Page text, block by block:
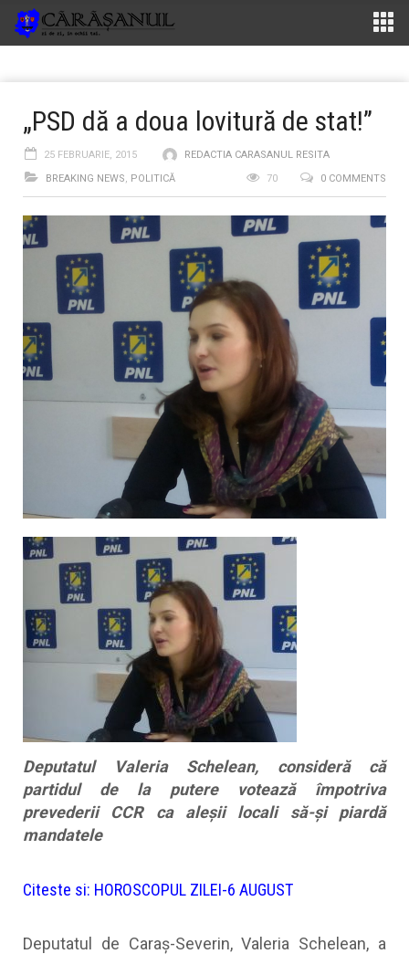
„PSD dă a doua lovitură de stat!”
25 FEBRUARIE, 2015
REDACTIA CARASANUL RESITA
BREAKING NEWS, POLITICĂ 0 COMMENTS
70
Deputatul Valeria Schelean, consideră că
partidul de la putere votează împotriva
prevederii CCR ca aleșii locali să-și piardă
mandatele
Citeste si: HOROSCOPUL ZILEI-6 AUGUST
Deputatul de Caraş-Severin, Valeria Schelean, a